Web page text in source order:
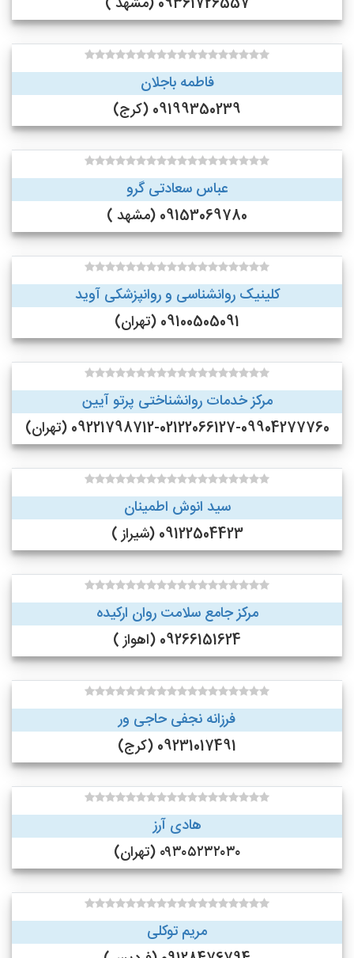
فاطمه باجلان
09199350239 (کرج)
عباس سعادتی گرو
09153069780 (مشهد )
کلینیک روانشناسی و روانپزشکی آوید
09100505091 (تهران)
مرکز خدمات روانشناختی پرتو آیین
09221798712-02122066127-09904277760 (تهران)
سید انوش اطمینان
09122504423 (شیراز )
مرکز جامع سلامت روان ارکیده
09266151624 (اهواز )
فرزانه نجفی حاجی ور
09231017491 (کرج)
هادی آرز
۰۹۳۰۵۲۳۲۰۳۰ (تهران)
مریم توکلی